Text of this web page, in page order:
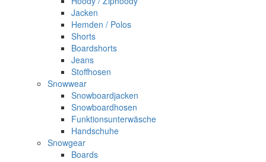
Jacken
Hemden / Polos
Shorts
Boardshorts
Jeans
Stoffhosen
Snowwear
Snowboardjacken
Snowboardhosen
Funktionsunterwäsche
Handschuhe
Snowgear
Boards